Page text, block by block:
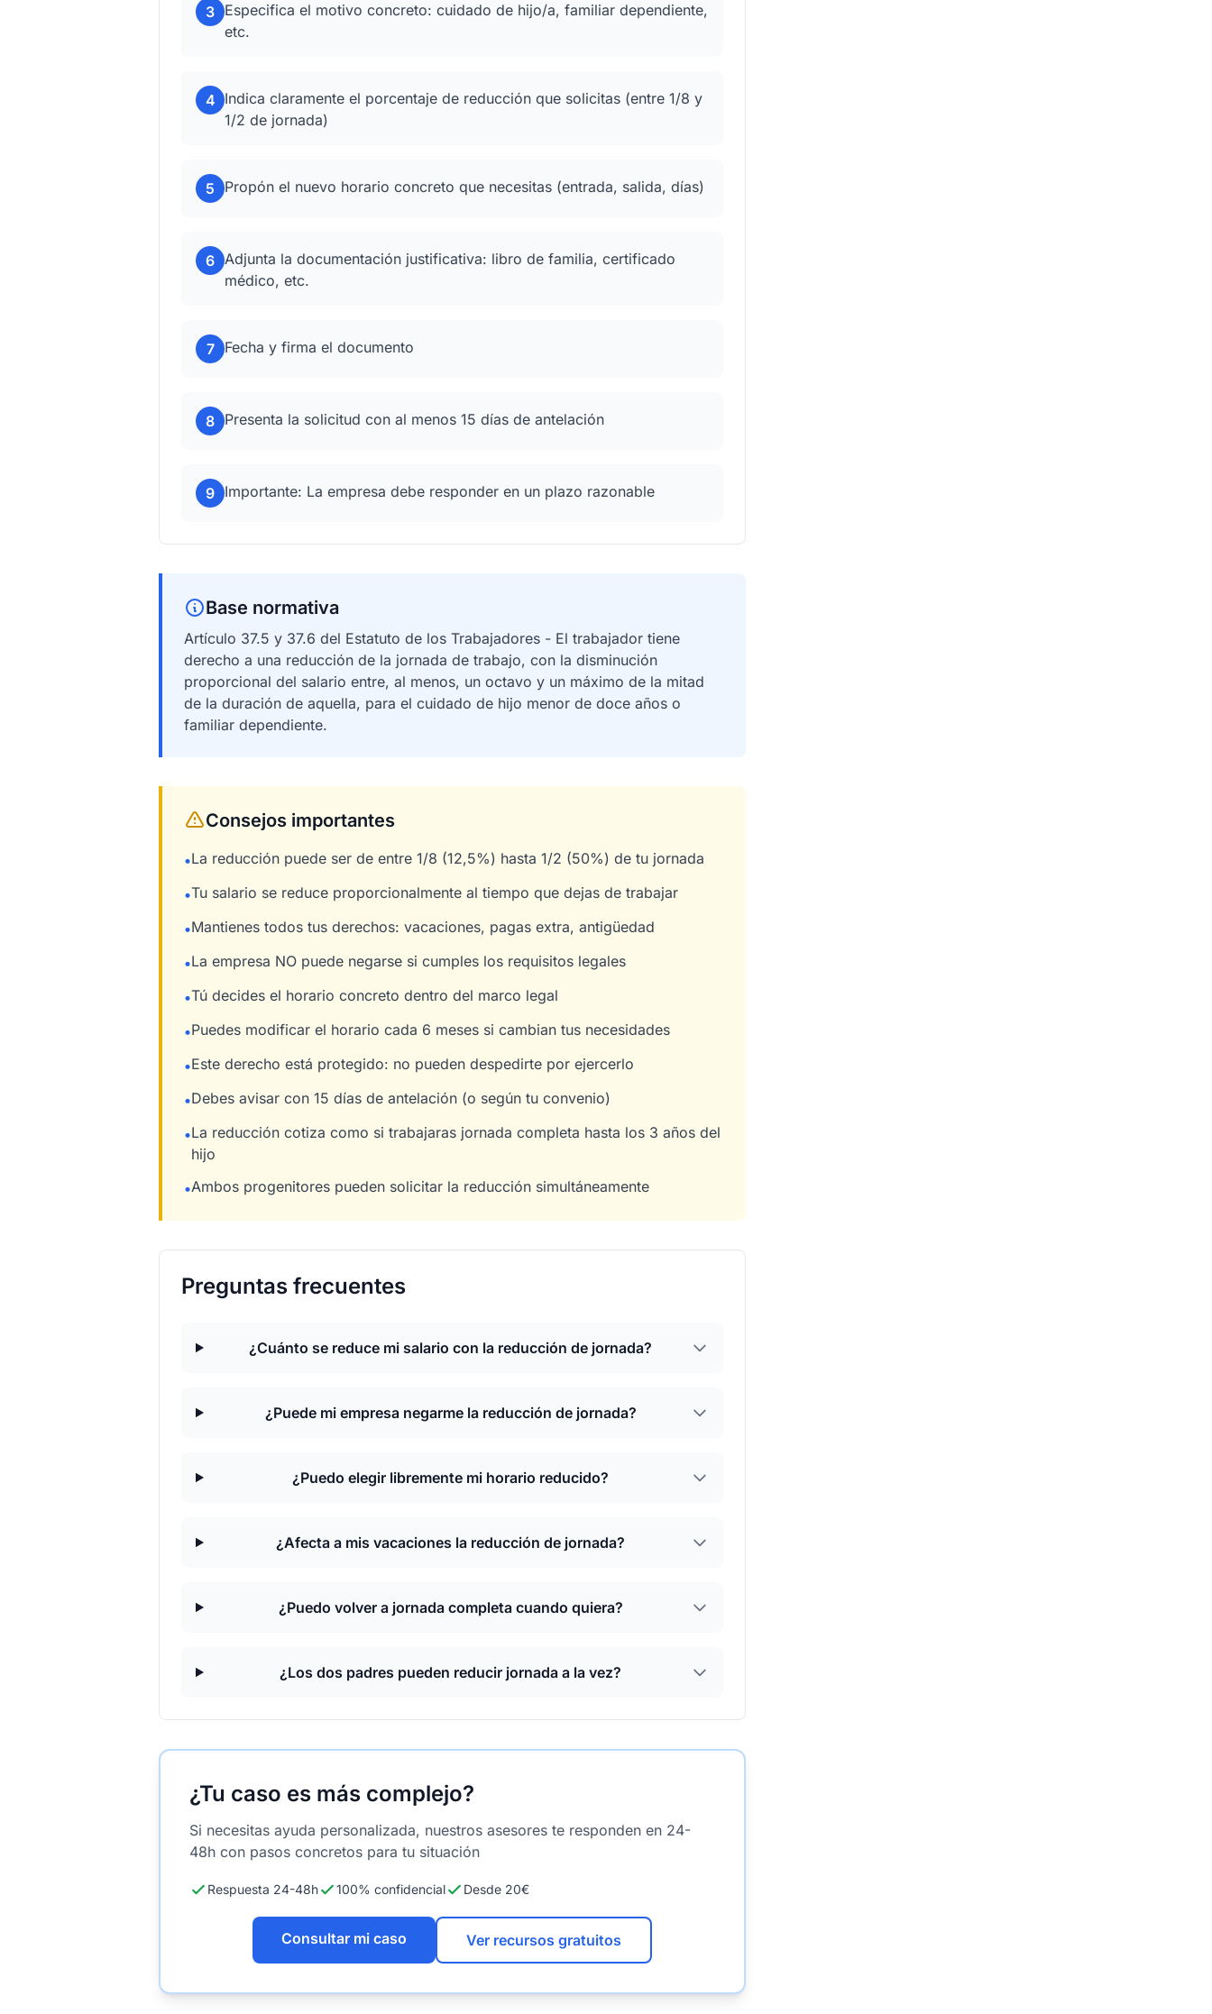
3 Especifica el motivo concreto: cuidado de hijo/a, familiar dependiente,
etc.
4 Indica claramente el porcentaje de reducción que solicitas (entre 1/8 y
1/2 de jornada)
5 Propón el nuevo horario concreto que necesitas (entrada, salida, días)
6 Adjunta la documentación justificativa: libro de familia, certificado
médico, etc.
7 Fecha y firma el documento
8 Presenta la solicitud con al menos 15 días de antelación
9 Importante: La empresa debe responder en un plazo razonable
Base normativa
Artículo 37.5 y 37.6 del Estatuto de los Trabajadores - El trabajador tiene
derecho a una reducción de la jornada de trabajo, con la disminución
proporcional del salario entre, al menos, un octavo y un máximo de la mitad
de la duración de aquella, para el cuidado de hijo menor de doce años o
familiar dependiente.
Consejos importantes
•La reducción puede ser de entre 1/8 (12,5%) hasta 1/2 (50%) de tu jornada
•Tu salario se reduce proporcionalmente al tiempo que dejas de trabajar
•Mantienes todos tus derechos: vacaciones, pagas extra, antigüedad
•La empresa NO puede negarse si cumples los requisitos legales
•Tú decides el horario concreto dentro del marco legal
•Puedes modificar el horario cada 6 meses si cambian tus necesidades
•Este derecho está protegido: no pueden despedirte por ejercerlo
•Debes avisar con 15 días de antelación (o según tu convenio)
•La reducción cotiza como si trabajaras jornada completa hasta los 3 años del
hijo
•Ambos progenitores pueden solicitar la reducción simultáneamente
Preguntas frecuentes
¿Cuánto se reduce mi salario con la reducción de jornada?
¿Puede mi empresa negarme la reducción de jornada?
¿Puedo elegir libremente mi horario reducido?
¿Afecta a mis vacaciones la reducción de jornada?
¿Puedo volver a jornada completa cuando quiera?
¿Los dos padres pueden reducir jornada a la vez?
¿Tu caso es más complejo?
Si necesitas ayuda personalizada, nuestros asesores te responden en 24-
48h con pasos concretos para tu situación
Respuesta 24-48h 100% confidencial Desde 20€
Consultar mi caso Ver recursos gratuitos